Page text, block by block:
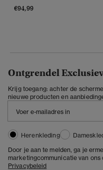
€94,99
Ontgrendel
Krijg toegang: achter de
nieuwe producten en
Herenkleding
Door je aan te melden, ga je
marketingcommunicatie van
Privacybeleid